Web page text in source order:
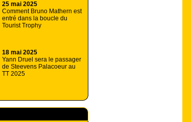
25 mai 2025
Comment Bruno Mathern est
entré dans la boucle du
Tourist Trophy
18 mai 2025
Yann Druel sera le passager
de Steevens Palacoeur au
TT 2025